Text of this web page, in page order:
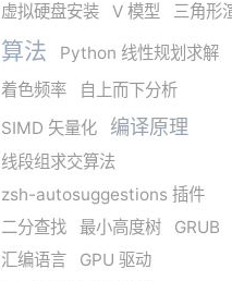
虚拟硬盘安装
V 模型 三角形
算法
Python 线性规划求解
着色频率
自上而下分析
SIMD 矢量化
编译原理
线段组求交算法
zsh-autosuggestions 插件
二分查找
最小高度树
GRUB
汇编语言
GPU 驱动